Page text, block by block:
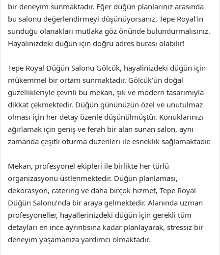
bir deneyim sunmaktadır. Eğer düğün planlarınız arasında
bu salonu değerlendirmeyi düşünüyorsanız, Tepe Royal’in
sunduğu olanakları mutlaka göz önünde bulundurmalısınız.
Hayalinizdeki düğün için doğru adres burası olabilir!
Tepe Royal Düğün Salonu Gölcük, hayalinizdeki düğün için
mükemmel bir ortam sunmaktadır. Gölcük’ün doğal
güzellikleriyle çevrili bu mekan, şık ve modern tasarımıyla
dikkat çekmektedir. Düğün gününüzün özel ve unutulmaz
olması için her detay özenle düşünülmüştür. Konuklarınızı
ağırlamak için geniş ve ferah bir alan sunan salon, aynı
zamanda çeşitli oturma düzenleri ile esneklik sağlamaktadır.
Mekan, profesyonel ekipleri ile birlikte her türlü
organizasyonu üstlenmektedir. Düğün planlaması,
dekorasyon, catering ve daha birçok hizmet, Tepe Royal
Düğün Salonu’nda bir araya gelmektedir. Alanında uzman
profesyoneller, hayallerinizdeki düğün için gerekli tüm
detayları en ince ayrıntısına kadar planlayarak, stressiz bir
deneyim yaşamanıza yardımcı olmaktadır.